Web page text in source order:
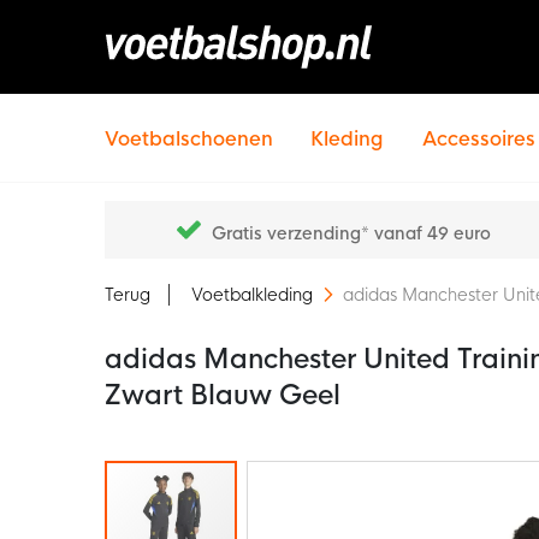
Voetbalschoenen Kleding Accessoires
Gratis verzending* vanaf 49 euro
Terug Voetbalkleding adidas Manchester
adidas Manchester United
Zwart Blauw Geel
Ga